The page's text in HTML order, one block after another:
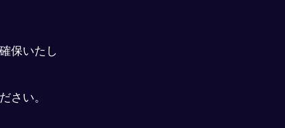
保いたし
さい。